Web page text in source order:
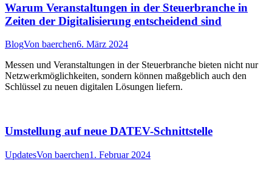
Warum Veranstaltungen in der Steuerbranche in
Zeiten der Digitalisierung entscheidend sind
BlogVon baerchen6. März 2024
Messen und Veranstaltungen in der Steuerbranche bieten nicht nur
Netzwerkmöglichkeiten, sondern können maßgeblich auch den
Schlüssel zu neuen digitalen Lösungen liefern.
Umstellung auf neue DATEV-Schnittstelle
UpdatesVon baerchen1. Februar 2024